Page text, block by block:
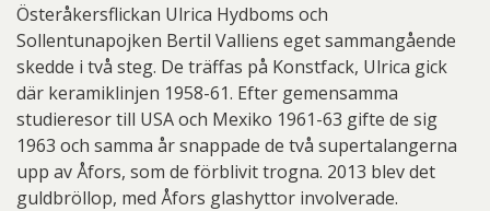
Österåkersflickan Ulrica Hydboms och
Sollentunapojken Bertil Valliens eget sammangående
skedde i två steg. De träffas på Konstfack, Ulrica gick
där keramiklinjen 1958-61. Efter gemensamma
studieresor till USA och Mexiko 1961-63 gifte de sig
1963 och samma år snappade de två supertalangerna
upp av Åfors, som de förblivit trogna. 2013 blev det
guldbröllop, med Åfors glashyttor involverade.